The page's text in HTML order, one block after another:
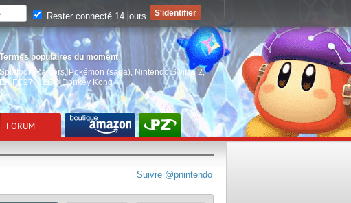
Termes populaires du moment
Splatoon Raiders, Pokémon (saga) Nintendo Switch 2,
EA FC27,LEGO Donkey Kong
FORUM
Suivre @pnintendo
Rester connecté 14 jours